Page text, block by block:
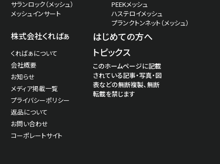
サランロック（メッシュ）
メッシュインサート
PEEKメッシュ
ハステロイメッシュ
プランクトンネット（メッシュ）
株式会社くればぁ
くればぁについて
会社概要
お知らせ
メディア掲載一覧
プライバシーポリシー
返品について
お問い合わせ
コーポレートサイト
はじめての方へ
トピックス
このホームページに記載
されている記事・写真・図
表などの無断複製、無断
転載を禁じます